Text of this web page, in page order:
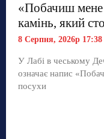
«Побачиш мене
камінь, який
8 Серпня, 2026р 17:38
У Лабі в чеському
означає напис
посухи